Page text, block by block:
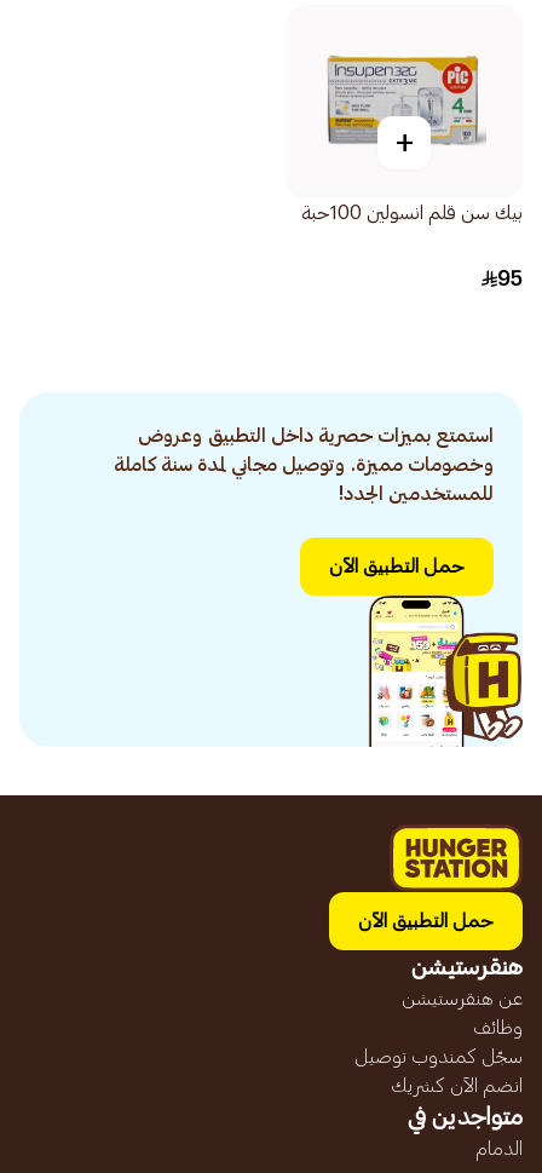
+
بيك سن قلم انسولين 100حبة
95
استمتع بميزات حصرية داخل التطبيق وعروض
وخصومات مميزة. وتوصيل مجاني لمدة سنة كاملة
للمستخدمين الجدد!
حمل التطبيق الآن
حمل التطبيق الآن
هنقرستيشن
عن هنقرستيشن
وظائف
سجّل كمندوب توصيل
انضم الآن كشريك
متواجدين في
الدمام